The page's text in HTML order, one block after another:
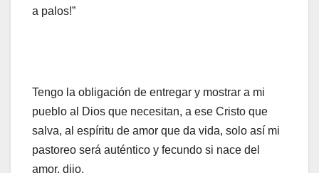
a palos!”
Tengo la obligación de entregar y mostrar a mi
pueblo al Dios que necesitan, a ese Cristo que
salva, al espíritu de amor que da vida, solo así mi
pastoreo será auténtico y fecundo si nace del
amor, dijo.